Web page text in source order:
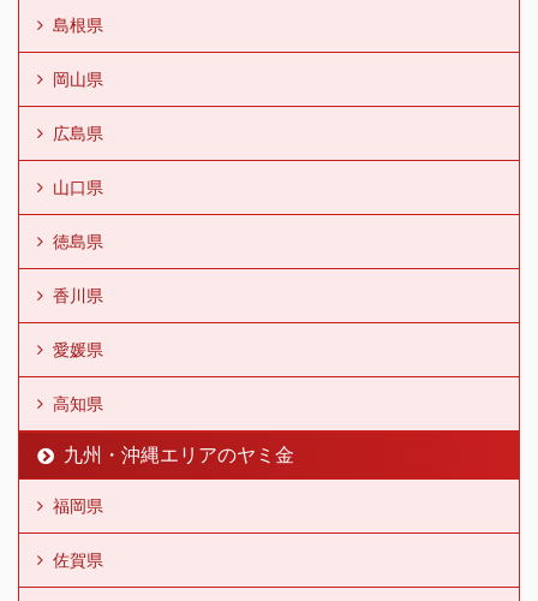
島根県
岡山県
広島県
山口県
徳島県
香川県
愛媛県
高知県
九州・沖縄エリアのヤミ金
福岡県
佐賀県